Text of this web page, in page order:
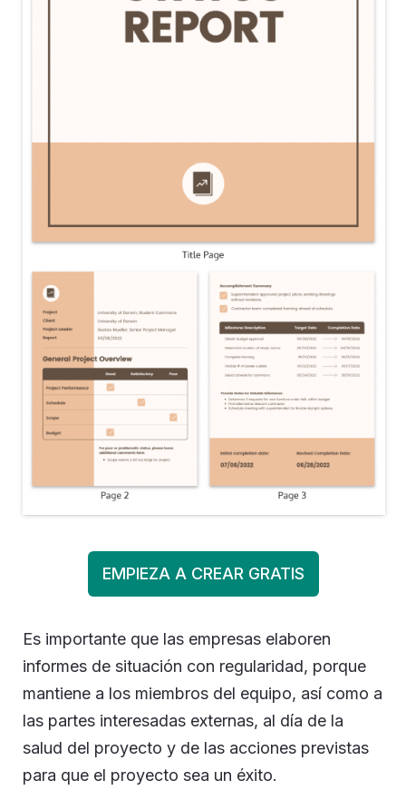
EMPIEZA A CREAR GRATIS
Es importante que las empresas elaboren
informes de situación con regularidad, porque
mantiene a los miembros del equipo, así como a
las partes interesadas externas, al día de la
salud del proyecto y de las acciones previstas
para que el proyecto sea un éxito.